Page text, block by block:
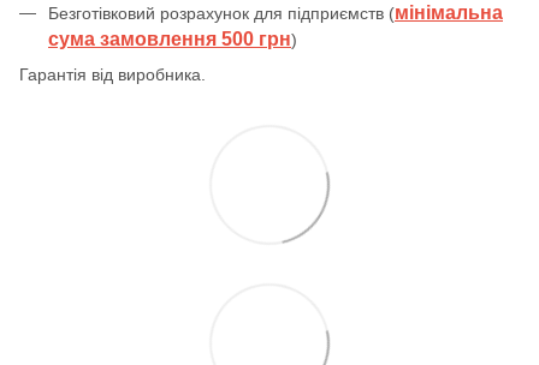
Безготівковий розрахунок для підприємств (мінімальна
сума замовлення 500 грн)
Гарантія від виробника.